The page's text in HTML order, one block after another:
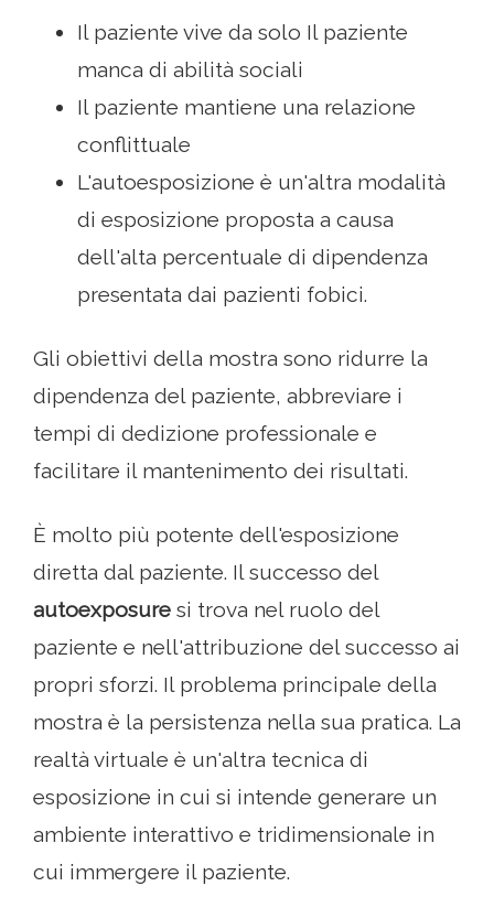
Il paziente vive da solo Il paziente
manca di abilità sociali
Il paziente mantiene una relazione
conflittuale
L'autoesposizione è un'altra modalità
di esposizione proposta a causa
dell'alta percentuale di dipendenza
presentata dai pazienti fobici.
Gli obiettivi della mostra sono ridurre la
dipendenza del paziente, abbreviare i
tempi di dedizione professionale e
facilitare il mantenimento dei risultati.
È molto più potente dell'esposizione
diretta dal paziente. Il successo del
autoexposure si trova nel ruolo del
paziente e nell'attribuzione del successo ai
propri sforzi. Il problema principale della
mostra è la persistenza nella sua pratica. La
realtà virtuale è un'altra tecnica di
esposizione in cui si intende generare un
ambiente interattivo e tridimensionale in
cui immergere il paziente.